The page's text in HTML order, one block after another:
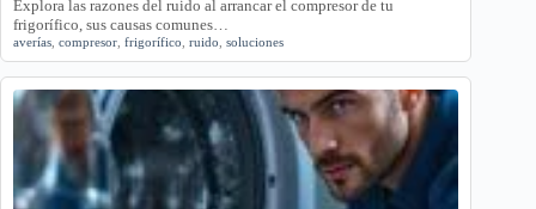
Explora las razones del ruido al arrancar el compresor de tu
frigorífico, sus causas comunes…
averías compresor frigorífico ruido soluciones